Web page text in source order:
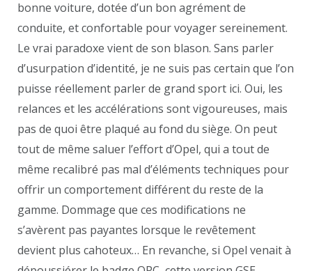
bonne voiture, dotée d’un bon agrément de
conduite, et confortable pour voyager sereinement.
Le vrai paradoxe vient de son blason. Sans parler
d’usurpation d’identité, je ne suis pas certain que l’on
puisse réellement parler de grand sport ici. Oui, les
relances et les accélérations sont vigoureuses, mais
pas de quoi être plaqué au fond du siège. On peut
tout de même saluer l’effort d’Opel, qui a tout de
même recalibré pas mal d’éléments techniques pour
offrir un comportement différent du reste de la
gamme. Dommage que ces modifications ne
s’avèrent pas payantes lorsque le revêtement
devient plus cahoteux… En revanche, si Opel venait à